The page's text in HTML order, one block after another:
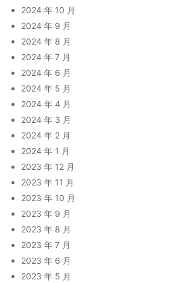
2024 年 10 月
2024 年 9 月
2024 年 8 月
2024 年 7 月
2024 年 6 月
2024 年 5 月
2024 年 4 月
2024 年 3 月
2024 年 2 月
2024 年 1 月
2023 年 12 月
2023 年 11 月
2023 年 10 月
2023 年 9 月
2023 年 8 月
2023 年 7 月
2023 年 6 月
2023 年 5 月